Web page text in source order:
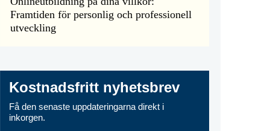
Framtiden för personlig och professionell
utveckling
Kostnadsfritt nyhetsbrev
Få den senaste uppdateringarna direkt i
inkorgen.